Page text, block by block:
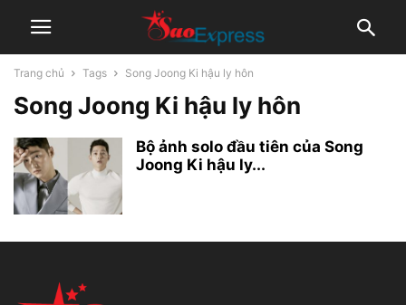
Trang chủ Tags Song Joong Ki hậu ly hôn
Song Joong Ki hậu ly hôn
Bộ ảnh solo đầu tiên của Song
Joong Ki hậu ly...